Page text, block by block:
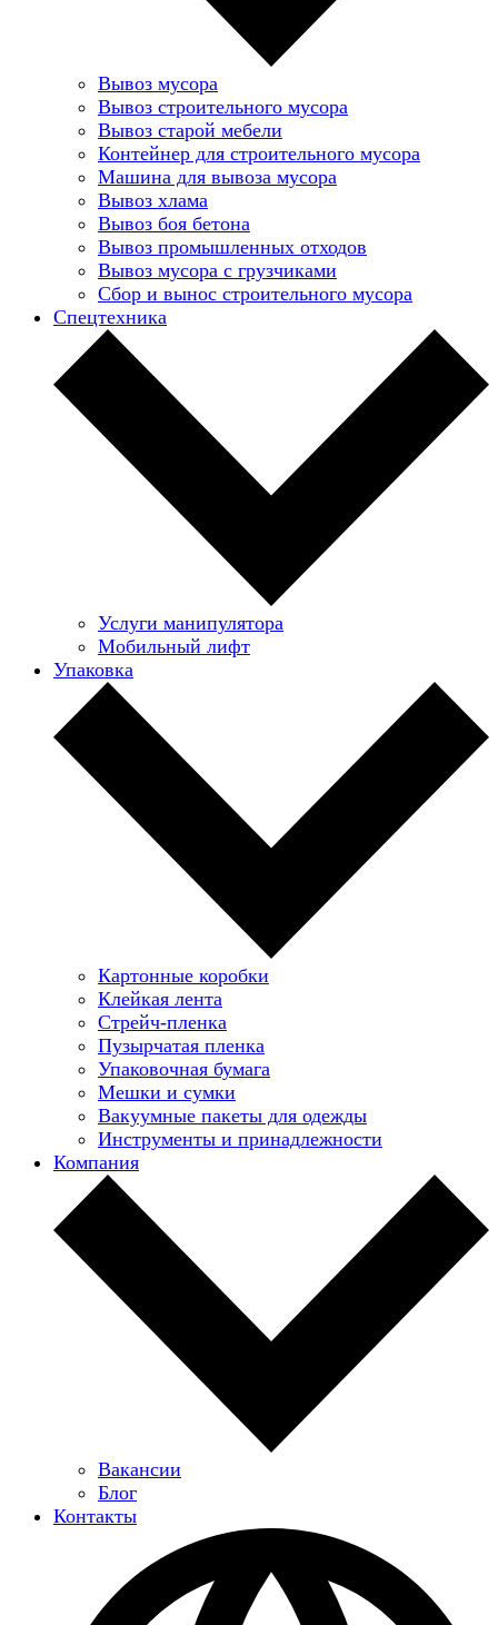
Вывоз мусора
Вывоз строительного мусора
Вывоз старой мебели
Контейнер для строительного мусора
Машина для вывоза мусора
Вывоз хлама
Вывоз боя бетона
Вывоз промышленных отходов
Вывоз мусора с грузчиками
Сбор и вынос строительного мусора
Спецтехника
Услуги манипулятора
Мобильный лифт
Упаковка
Картонные коробки
Клейкая лента
Стрейч-пленка
Пузырчатая пленка
Упаковочная бумага
Мешки и сумки
Вакуумные пакеты для одежды
Инструменты и принадлежности
Компания
Вакансии
Блог
Контакты